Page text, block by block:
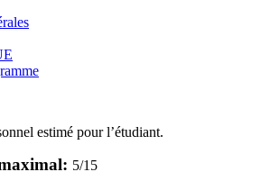
estimé pour l’étudiant.
5/15